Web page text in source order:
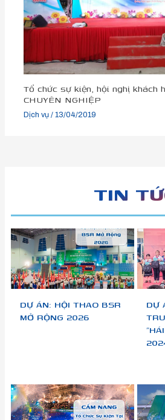
Tổ chức sự kiện, hội nghị khách
CHUYÊN NGHIỆP
Dịch vụ /13/04/2019
TIN
DỰ ÁN: HỘI THAO BSR
MỞ RỘNG 2026
DỰ